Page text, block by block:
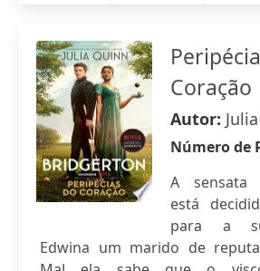
Coração
Autor:
Número de
A sensata
está
para a
Edwina um marido de